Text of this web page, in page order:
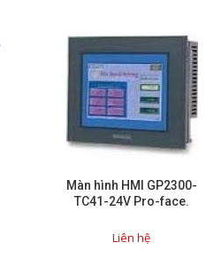
Màn hình HMI GP2300-
TC41-24V Pro-face.
Liên hệ